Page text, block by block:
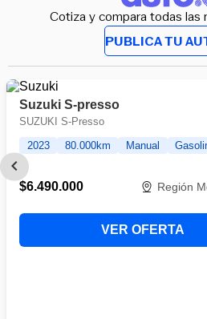
Cotiza y compara todas las
PUBLICA TU